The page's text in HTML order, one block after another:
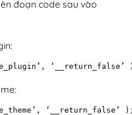
đoạn code sau vào
‘__return_false’